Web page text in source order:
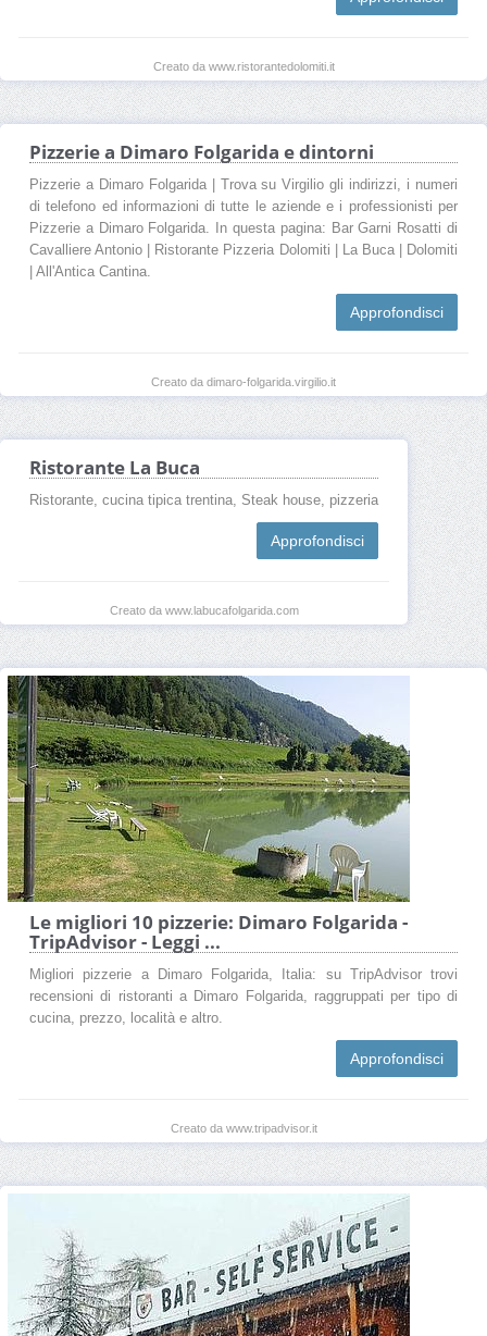
Creato da www.ristorantedolomiti.it
Pizzerie a Dimaro Folgarida e dintorni
Pizzerie a Dimaro Folgarida | Trova su Virgilio gli indirizzi, i numeri
di telefono ed informazioni di tutte le aziende e i professionisti per
Pizzerie a Dimaro Folgarida. In questa pagina: Bar Garni Rosatti di
Cavalliere Antonio | Ristorante Pizzeria Dolomiti | La Buca | Dolomiti
| All'Antica Cantina.
Approfondisci
Creato da dimaro-folgarida.virgilio.it
Ristorante La Buca
Ristorante, cucina tipica trentina, Steak house, pizzeria
Approfondisci
Creato da www.labucafolgarida.com
Le migliori 10 pizzerie: Dimaro Folgarida -
TripAdvisor - Leggi ...
Migliori pizzerie a Dimaro Folgarida, Italia: su TripAdvisor trovi
recensioni di ristoranti a Dimaro Folgarida, raggruppati per tipo di
cucina, prezzo, località e altro.
Approfondisci
Creato da www.tripadvisor.it